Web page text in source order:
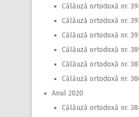
Călăuză ortodoxă nr.
Călăuză ortodoxă nr.
Călăuză ortodoxă nr.
Călăuză ortodoxă nr.
Călăuză ortodoxă nr.
Călăuză ortodoxă nr.
Anul 2020
Călăuză ortodoxă nr.